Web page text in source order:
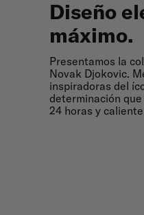
Diseño
máximo.
Diseño
Presentamos la
Novak Djokovic.
inspiradoras del
determinación
24 horas y